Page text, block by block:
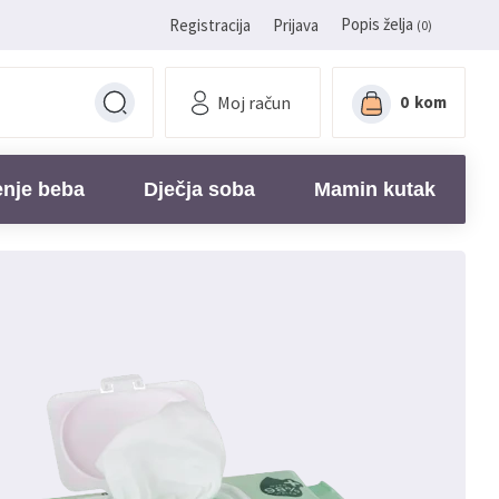
Registracija Prijava Popis želja (0)
Moj račun 0 kom
beba Dječja soba Mamin kutak